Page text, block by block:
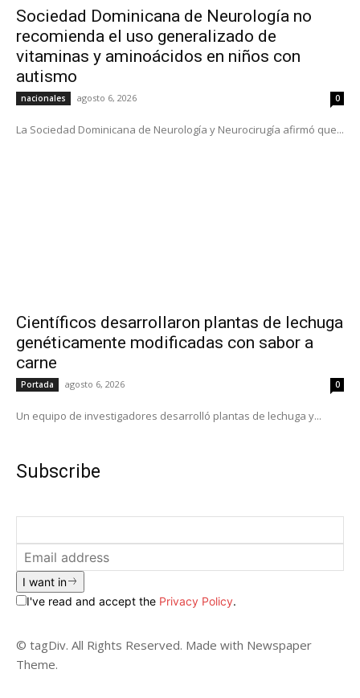
Sociedad Dominicana de Neurología no
recomienda el uso generalizado de
vitaminas y aminoácidos en niños con
autismo
nacionales agosto 6, 2026 0
La Sociedad Dominicana de Neurología y Neurocirugía afirmó que...
Científicos desarrollaron plantas de lechuga
genéticamente modificadas con sabor a
carne
Portada agosto 6, 2026 0
Un equipo de investigadores desarrolló plantas de lechuga y...
Subscribe
I want in
I've read and accept the Privacy Policy.
© tagDiv. All Rights Reserved. Made with Newspaper
Theme.